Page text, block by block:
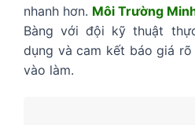
nhanh hơn. Môi Trường
Bàng với đội kỹ thuật
dụng và cam kết báo giá
vào làm.